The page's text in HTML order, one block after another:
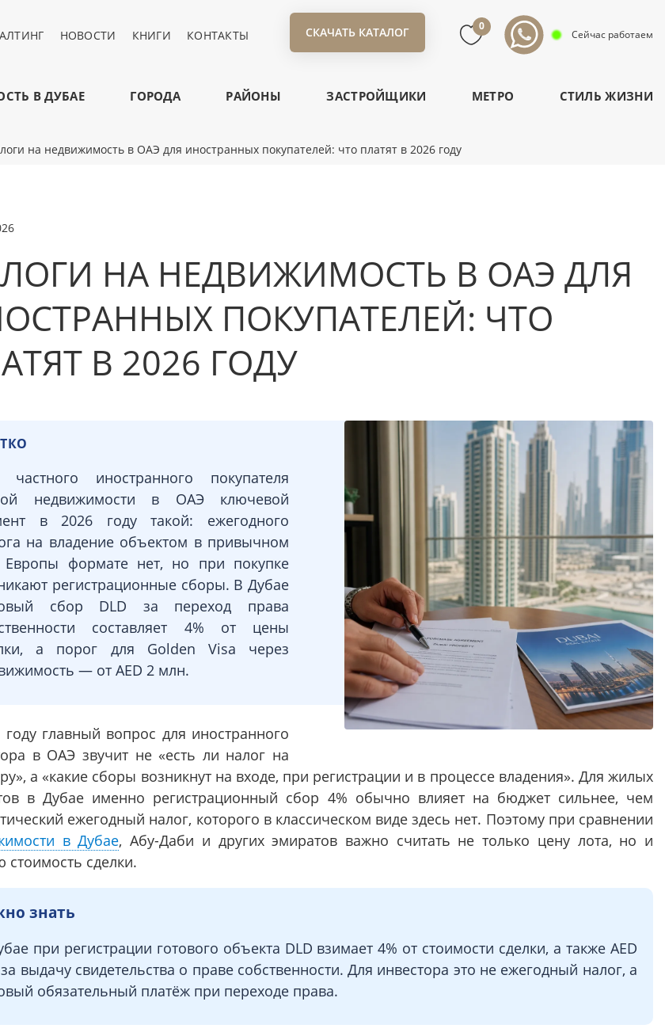
НОВОСТИ КНИГИ КОНТАКТЫ СКАЧАТЬ КАТАЛОГ 0
Сейчас работаем
В ДУБАЕ ГОРОДА РАЙОНЫ ЗАСТРОЙЩИКИ МЕТРО СТИЛЬ ЖИЗНИ
на недвижимость в ОАЭ для иностранных покупателей: что платят в 2026 году
НА НЕДВИЖИМОСТЬ В ОАЭ ДЛЯ
ПОКУПАТЕЛЕЙ: ЧТО
В 2026 ГОДУ
частного иностранного покупателя
недвижимости в ОАЭ ключевой
в 2026 году такой: ежегодного
на владение объектом в привычном
Европы формате нет, но при покупке
регистрационные сборы. В Дубае
сбор DLD за переход права
составляет 4% от цены
а порог для Golden Visa через
— от AED 2 млн.
главный вопрос для иностранного
в ОАЭ звучит не «есть ли налог на
а «какие сборы возникнут на входе, при регистрации и в процессе владения». Для жилых
в Дубае именно регистрационный сбор 4% обычно влияет на бюджет сильнее, чем
ежегодный налог, которого в классическом виде здесь нет. Поэтому при сравнении
в Дубае, Абу-Даби и других эмиратов важно считать не только цену лота, но и
стоимость сделки.
знать
при регистрации готового объекта DLD взимает 4% от стоимости сделки, а также AED
выдачу свидетельства о праве собственности. Для инвестора это не ежегодный налог, а
обязательный платёж при переходе права.